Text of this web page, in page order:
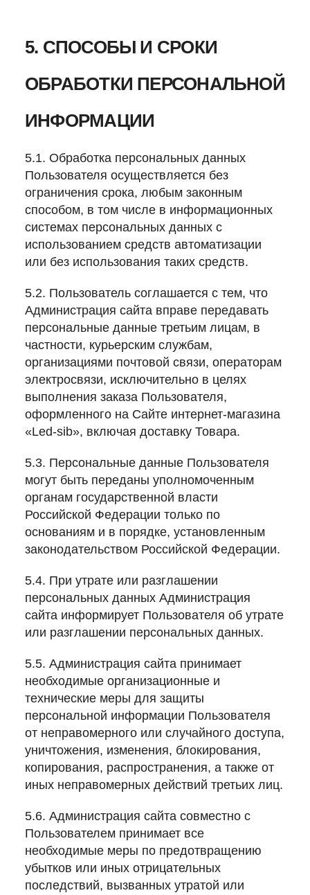
5. СПОСОБЫ И СРОКИ
ОБРАБОТКИ ПЕРСОНАЛЬНОЙ
ИНФОРМАЦИИ
5.1. Обработка персональных данных
Пользователя осуществляется без
ограничения срока, любым законным
способом, в том числе в информационных
системах персональных данных с
использованием средств автоматизации
или без использования таких средств.
5.2. Пользователь соглашается с тем, что
Администрация сайта вправе передавать
персональные данные третьим лицам, в
частности, курьерским службам,
организациями почтовой связи, операторам
электросвязи, исключительно в целях
выполнения заказа Пользователя,
оформленного на Сайте интернет-магазина
«Led-sib», включая доставку Товара.
5.3. Персональные данные Пользователя
могут быть переданы уполномоченным
органам государственной власти
Российской Федерации только по
основаниям и в порядке, установленным
законодательством Российской Федерации.
5.4. При утрате или разглашении
персональных данных Администрация
сайта информирует Пользователя об утрате
или разглашении персональных данных.
5.5. Администрация сайта принимает
необходимые организационные и
технические меры для защиты
персональной информации Пользователя
от неправомерного или случайного доступа,
уничтожения, изменения, блокирования,
копирования, распространения, а также от
иных неправомерных действий третьих лиц.
5.6. Администрация сайта совместно с
Пользователем принимает все
необходимые меры по предотвращению
убытков или иных отрицательных
последствий, вызванных утратой или